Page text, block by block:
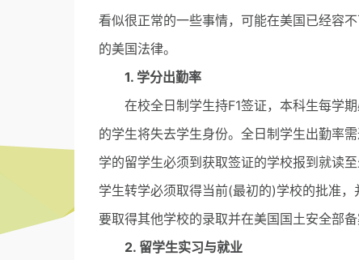
看似很正常的一些事情，可能在美国已经容
的美国法律。
1. 学分出勤率
在校全日制学生持F1签证，本科生每学期
的学生将失去学生身份。全日制学生出勤率
学的留学生必须到获取签证的学校报到就读
学生转学必须取得当前(最初的)学校的批准
要取得其他学校的录取并在美国国土安全部备
2. 留学生实习与就业